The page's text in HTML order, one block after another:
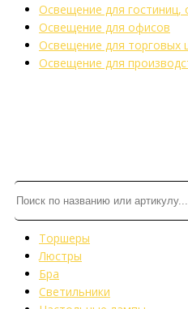
Освещение для
Освещение для офисов
Освещение для торговых
Освещение для
Торшеры
Люстры
Бра
Светильники